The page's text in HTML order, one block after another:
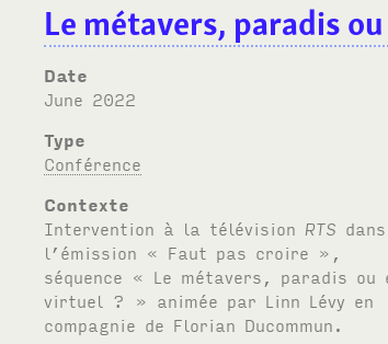
Le métavers, paradis
Date
June 2022
Type
Conférence
Contexte
Intervention à la télévision RTS dans
l’émission « Faut pas croire »,
séquence « Le métavers, paradis ou
virtuel ? » animée par Linn Lévy en
compagnie de Florian Ducommun.